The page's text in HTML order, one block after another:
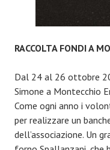
RACCOLTA FONDI A
Dal 24 al 26 ottobre
Simone a Montecchio
Come ogni anno i
per realizzare un
dell’associazione. Un